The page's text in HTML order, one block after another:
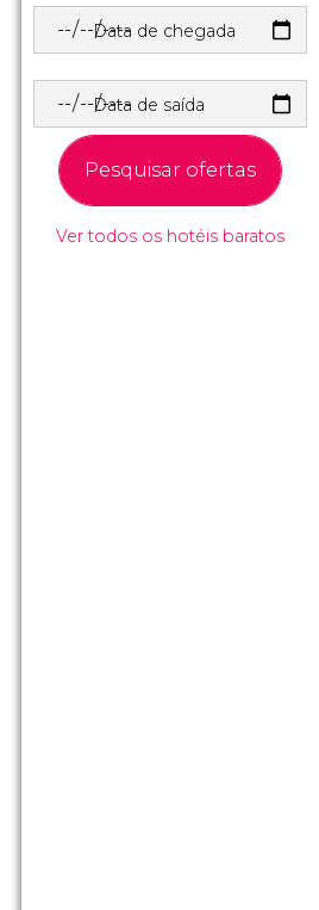
Data de chegada
Data de saída
Pesquisar ofertas
Ver todos os hotéis baratos